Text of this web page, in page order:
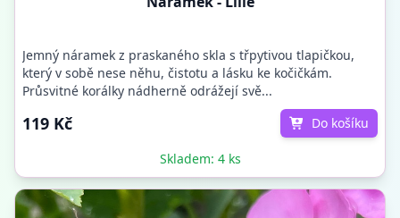
Jemný náramek z praskaného skla s třpytivou tlapičkou,
který v sobě nese něhu, čistotu a lásku ke kočičkám.
Průsvitné korálky nádherně odrážejí svě...
119 Kč Do košíku
Skladem: 4 ks